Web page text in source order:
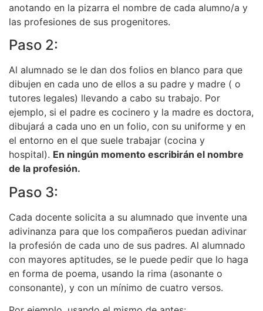
anotando en la pizarra el nombre de cada alumno/a y
las profesiones de sus progenitores.
Paso 2:
Al alumnado se le dan dos folios en blanco para que
dibujen en cada uno de ellos a su padre y madre ( o
tutores legales) llevando a cabo su trabajo. Por
ejemplo, si el padre es cocinero y la madre es doctora,
dibujará a cada uno en un folio, con su uniforme y en
el entorno en el que suele trabajar (cocina y
hospital). En ningún momento escribirán el nombre
de la profesión.
Paso 3:
Cada docente solicita a su alumnado que invente una
adivinanza para que los compañeros puedan adivinar
la profesión de cada uno de sus padres. Al alumnado
con mayores aptitudes, se le puede pedir que lo haga
en forma de poema, usando la rima (asonante o
consonante), y con un mínimo de cuatro versos.